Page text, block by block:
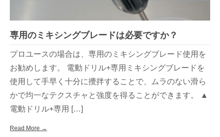
専用のミキシングブレードは必要ですか？
プロユースの場合は、専用のミキシングブレード使用を
お勧めします。 電動ドリル+専用ミキシングブレードを
使用して手早く十分に攪拌することで、ムラのない滑ら
かで均一なテクスチャと強度を得ることができます。 ▲
電動ドリル+専用 […]
Read More →